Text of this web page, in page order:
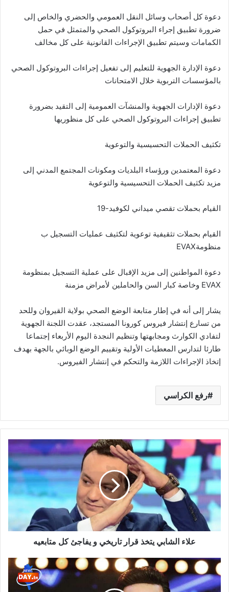
دعوة كل أصحاب وسائل النقل العمومي والحضري والخاص إلى
ضرورة تطبيق إجراء البروتوكول الصحي والمتمثل في حمل
الكمامات وسيتم تطبيق الإجراءات القانونية على كل مخالف
دعوة الإدارة الجهوية للتعليم إلى تفعيل إجراءات البروتوكول الصحي
بالمؤسسات التربوية خلال الامتحانات
دعوة الإدارات الجهوية والمنشآت العمومية إلى التقيد بضرورة
تطبيق إجراءات البروتوكول الصحي على كل منظوريها
تكثيف الحملات التحسيسية والتوعوية
دعوة المعتمدين ورؤساء البلديات ومكونات المجتمع المدني إلى
مزيد تكثيف الحملات التحسيسية والتوعوية
القيام بحملات تقصي ميداني لكوفيد-19
القيام بحملات تثقيفية توعوية لتكثيف عمليات التسجيل ب
منظومةEVAX
دعوة المواطنين إلى مزيد الإقبال على عملية التسجيل بمنظومة
EVAX وخاصة كبار السن والحاملين لأمراض مزمنة
يشار إلى أنه في إطار متابعة الوضع الصحي بولاية القيروان وللحد
من تسارع إنتشار فيروس كورونا المستجد، عقدت اللجنة الجهوية
لتفادي الكوارث ومجابهتها وتنظيم النجدة اليوم الأربعاء إجتماعا
طارئا لتدارس المعطيات الأولية وتقييم الوضع الوبائي بالجهة بهدف
إتخاذ الإجراءات اللازمة والتحكم في إنتشار الفيروس.
رفع الكراسي
علاء
الشابي
يتخذ
قرار
و
يفاجئ
متابعيه
علاء الشابي يتخذ قرار تاريخي و يفاجئ كل متابعيه
عاجل/
قضية
مستعجلة